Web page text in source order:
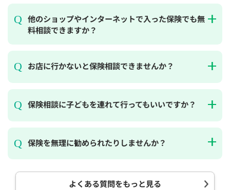
他のショップやインターネットで入った保険でも無
料相談できますか？
お店に行かないと保険相談できませんか？
保険相談に子どもを連れて行ってもいいですか？
保険を無理に勧められたりしませんか？
よくある質問をもっと見る